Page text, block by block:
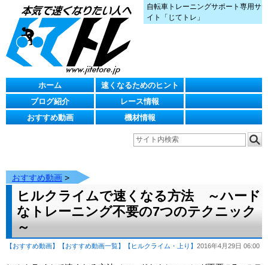
自転車トレーニングサポート専用サ
イト「じてトレ」
ホーム
速くなるためのヒント
ブログ紹介
レース情報
おすすめ動画
機材情報
おすすめ動画 >
ヒルクライムで速くなる方法 ～ハード
なトレーニング不要の7つのテクニック
～
【おすすめ動画】 【おすすめ動画一覧】 【ヒルクライム・上り】 2016年4月29日 06:00